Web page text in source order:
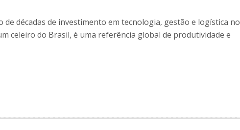
de décadas de investimento em tecnologia, gestão e logística no
celeiro do Brasil, é uma referência global de produtividade e